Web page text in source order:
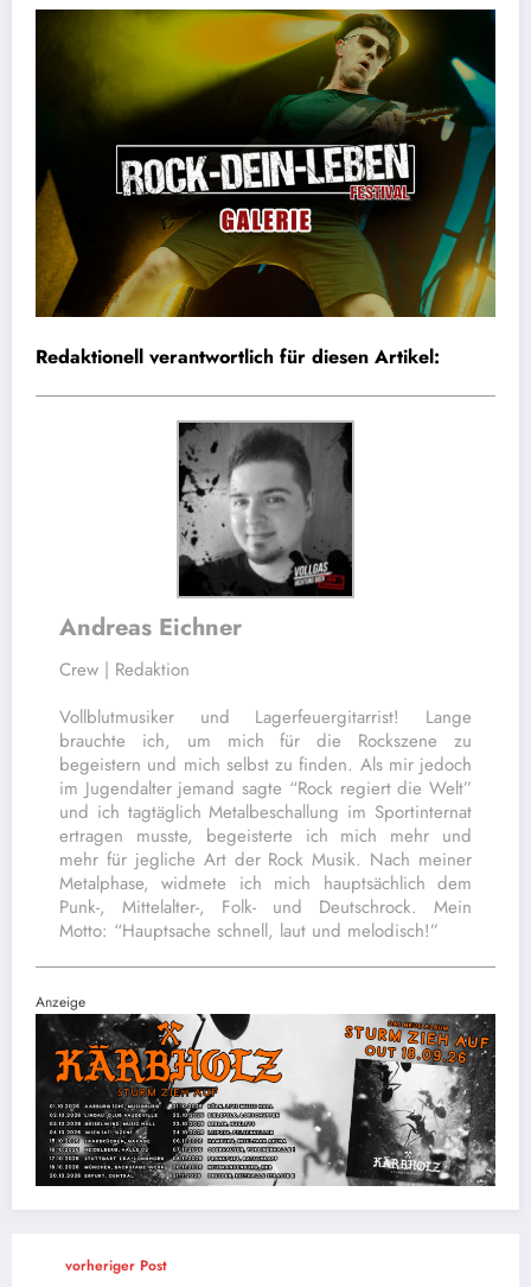
Redaktionell verantwortlich für diesen Artikel:
Andreas Eichner
Crew | Redaktion
Vollblutmusiker und Lagerfeuergitarrist! Lange
brauchte ich, um mich für die Rockszene zu
begeistern und mich selbst zu finden. Als mir jedoch
im Jugendalter jemand sagte “Rock regiert die Welt”
und ich tagtäglich Metalbeschallung im Sportinternat
ertragen musste, begeisterte ich mich mehr und
mehr für jegliche Art der Rock Musik. Nach meiner
Metalphase, widmete ich mich hauptsächlich dem
Punk-, Mittelalter-, Folk- und Deutschrock. Mein
Motto: “Hauptsache schnell, laut und melodisch!”
Anzeige
vorheriger Post